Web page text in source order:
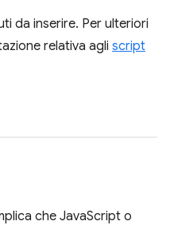
da inserire. Per ulteriori
relativa agli script
che JavaScript o